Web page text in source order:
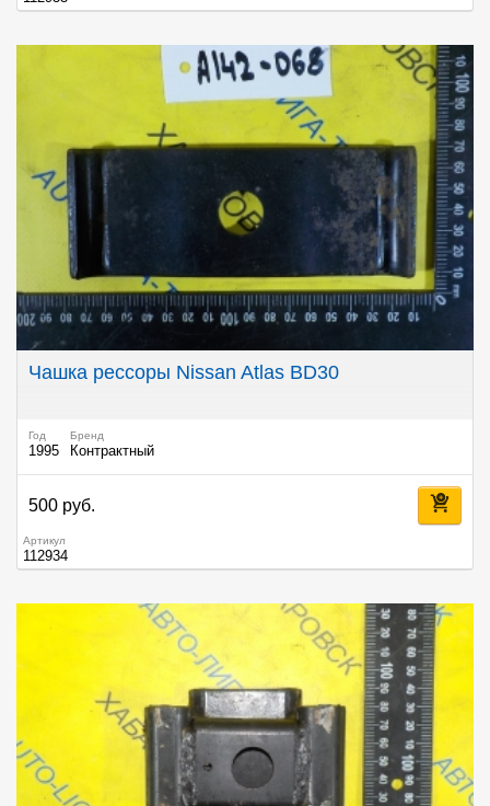
Чашка рессоры Nissan Atlas BD30
Год
1995
Бренд
Контрактный
500 руб.
Артикул
112934